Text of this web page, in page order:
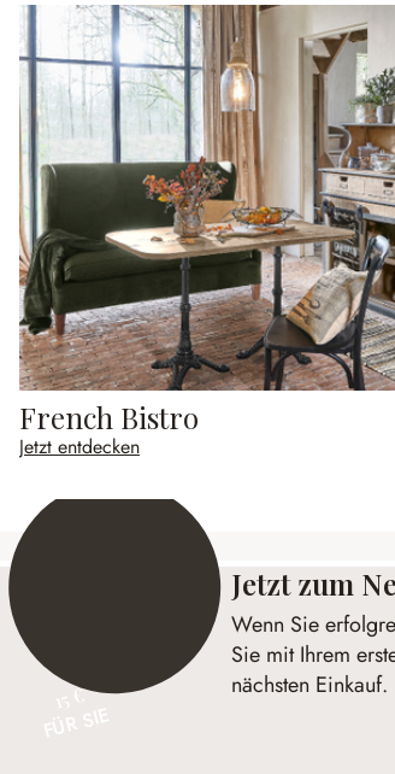
French Bistro
Jetzt entdecken
15 €
Jetzt zum
Wenn Sie
Sie mit Ihrem
nächsten Einkauf.